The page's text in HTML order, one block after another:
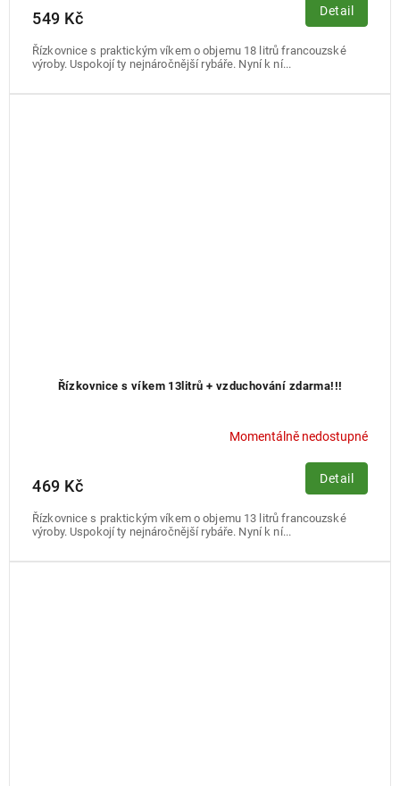
549 Kč Detail
Řízkovnice s praktickým víkem o objemu 18 litrů francouzské
výroby. Uspokojí ty nejnáročnější rybáře. Nyní k ní...
Řízkovnice s víkem 13litrů + vzduchování zdarma!!!
Momentálně nedostupné
469 Kč Detail
Řízkovnice s praktickým víkem o objemu 13 litrů francouzské
výroby. Uspokojí ty nejnáročnější rybáře. Nyní k ní...